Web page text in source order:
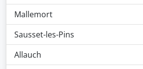
Mallemort
Sausset-les-Pins
Allauch